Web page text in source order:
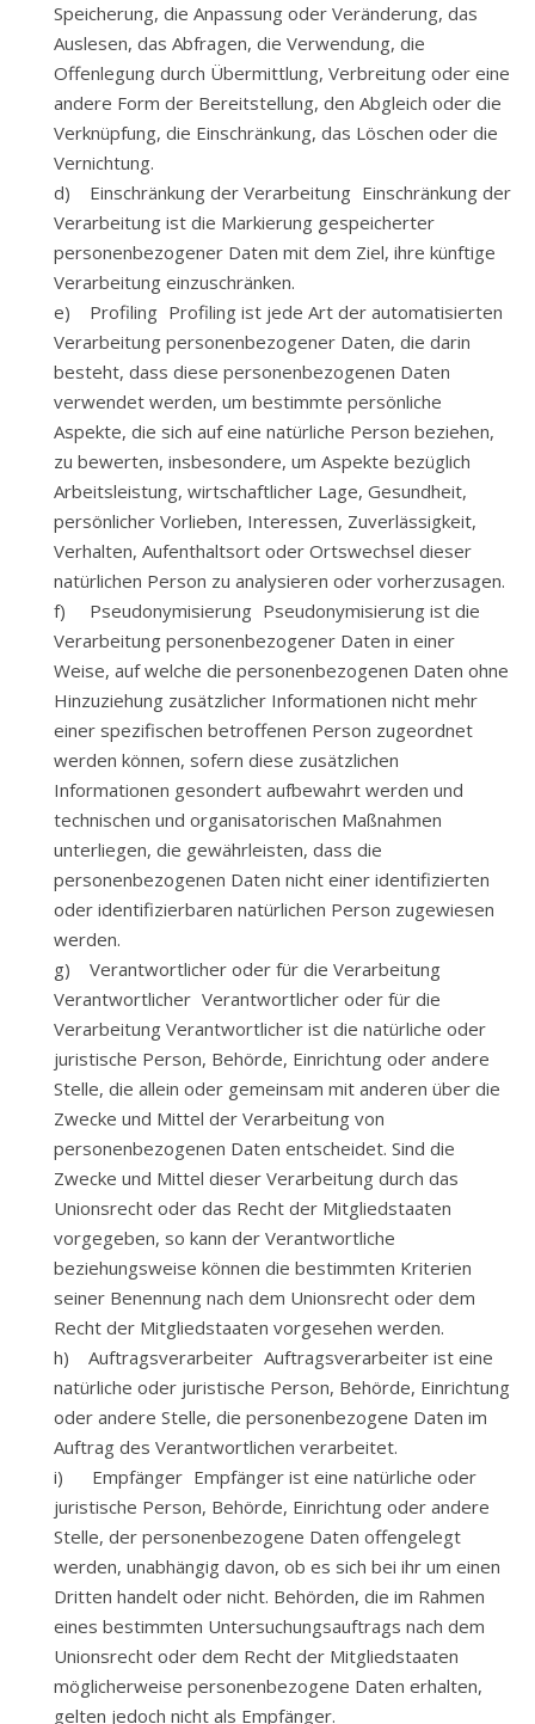
Speicherung, die Anpassung oder Veränderung, das
Auslesen, das Abfragen, die Verwendung, die
Offenlegung durch Übermittlung, Verbreitung oder eine
andere Form der Bereitstellung, den Abgleich oder die
Verknüpfung, die Einschränkung, das Löschen oder die
Vernichtung.
d) Einschränkung der Verarbeitung Einschränkung der
Verarbeitung ist die Markierung gespeicherter
personenbezogener Daten mit dem Ziel, ihre künftige
Verarbeitung einzuschränken.
e) Profiling Profiling ist jede Art der automatisierten
Verarbeitung personenbezogener Daten, die darin
besteht, dass diese personenbezogenen Daten
verwendet werden, um bestimmte persönliche
Aspekte, die sich auf eine natürliche Person beziehen,
zu bewerten, insbesondere, um Aspekte bezüglich
Arbeitsleistung, wirtschaftlicher Lage, Gesundheit,
persönlicher Vorlieben, Interessen, Zuverlässigkeit,
Verhalten, Aufenthaltsort oder Ortswechsel dieser
natürlichen Person zu analysieren oder vorherzusagen.
f) Pseudonymisierung Pseudonymisierung ist die
Verarbeitung personenbezogener Daten in einer
Weise, auf welche die personenbezogenen Daten ohne
Hinzuziehung zusätzlicher Informationen nicht mehr
einer spezifischen betroffenen Person zugeordnet
werden können, sofern diese zusätzlichen
Informationen gesondert aufbewahrt werden und
technischen und organisatorischen Maßnahmen
unterliegen, die gewährleisten, dass die
personenbezogenen Daten nicht einer identifizierten
oder identifizierbaren natürlichen Person zugewiesen
werden.
g) Verantwortlicher oder für die Verarbeitung
Verantwortlicher Verantwortlicher oder für die
Verarbeitung Verantwortlicher ist die natürliche oder
juristische Person, Behörde, Einrichtung oder andere
Stelle, die allein oder gemeinsam mit anderen über die
Zwecke und Mittel der Verarbeitung von
personenbezogenen Daten entscheidet. Sind die
Zwecke und Mittel dieser Verarbeitung durch das
Unionsrecht oder das Recht der Mitgliedstaaten
vorgegeben, so kann der Verantwortliche
beziehungsweise können die bestimmten Kriterien
seiner Benennung nach dem Unionsrecht oder dem
Recht der Mitgliedstaaten vorgesehen werden.
h) Auftragsverarbeiter Auftragsverarbeiter ist eine
natürliche oder juristische Person, Behörde, Einrichtung
oder andere Stelle, die personenbezogene Daten im
Auftrag des Verantwortlichen verarbeitet.
i) Empfänger Empfänger ist eine natürliche oder
juristische Person, Behörde, Einrichtung oder andere
Stelle, der personenbezogene Daten offengelegt
werden, unabhängig davon, ob es sich bei ihr um einen
Dritten handelt oder nicht. Behörden, die im Rahmen
eines bestimmten Untersuchungsauftrags nach dem
Unionsrecht oder dem Recht der Mitgliedstaaten
möglicherweise personenbezogene Daten erhalten,
gelten jedoch nicht als Empfänger.